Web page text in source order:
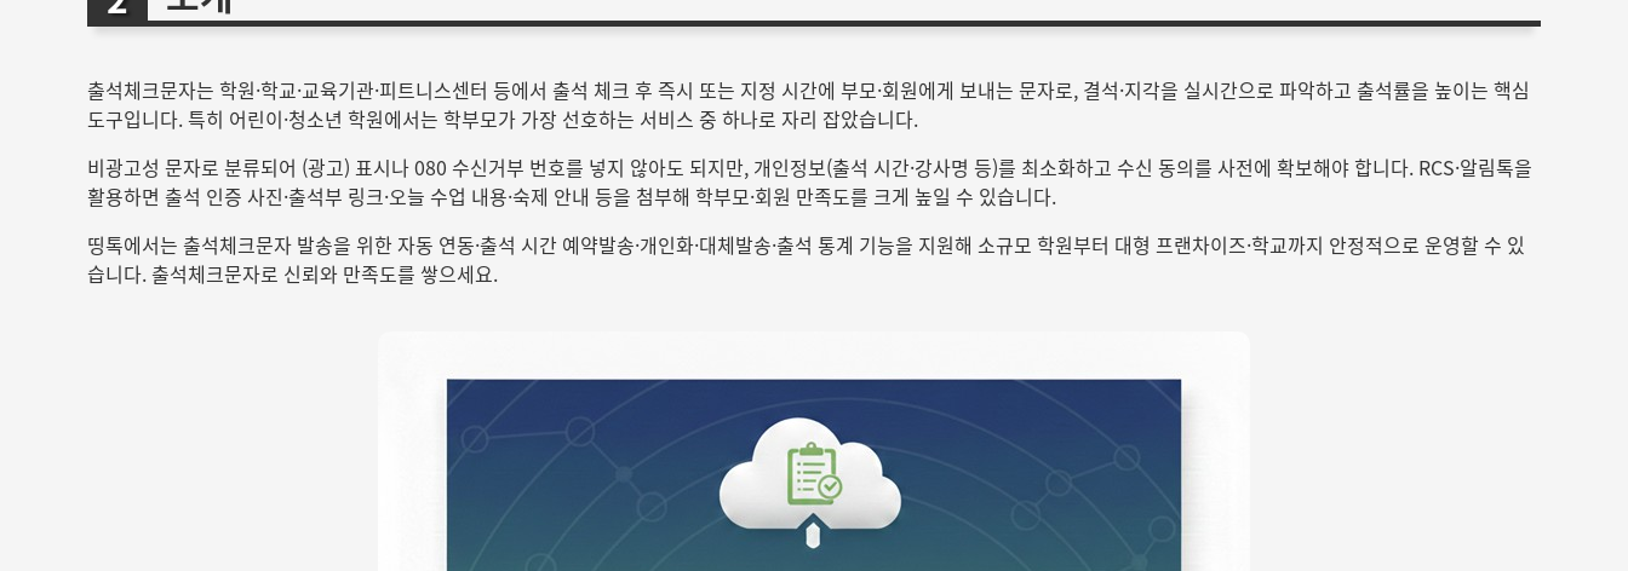
출석체크문자는 학원·학교·교육기관·피트니스센터 등에서 출석 체크 후 즉시 또는 지정 시간에 부모·회원에게 보내는 문자로, 결석·지각을 실시간으로 파악하고 출석률을 높이는 핵심
도구입니다. 특히 어린이·청소년 학원에서는 학부모가 가장 선호하는 서비스 중 하나로 자리 잡았습니다.
비광고성 문자로 분류되어 (광고) 표시나 080 수신거부 번호를 넣지 않아도 되지만, 개인정보(출석 시간·강사명 등)를 최소화하고 수신 동의를 사전에 확보해야 합니다. RCS·알림톡을
활용하면 출석 인증 사진·출석부 링크·오늘 수업 내용·숙제 안내 등을 첨부해 학부모·회원 만족도를 크게 높일 수 있습니다.
띵톡에서는 출석체크문자 발송을 위한 자동 연동·출석 시간 예약발송·개인화·대체발송·출석 통계 기능을 지원해 소규모 학원부터 대형 프랜차이즈·학교까지 안정적으로 운영할 수 있
습니다. 출석체크문자로 신뢰와 만족도를 쌓으세요.